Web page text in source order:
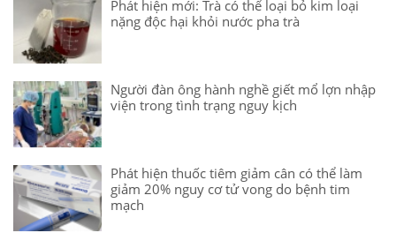
Phát hiện mới: Trà có thể loại bỏ kim loại
nặng độc hại khỏi nước pha trà
Người đàn ông hành nghề giết mổ lợn nhập
viện trong tình trạng nguy kịch
Phát hiện thuốc tiêm giảm cân có thể làm
giảm 20% nguy cơ tử vong do bệnh tim
mạch